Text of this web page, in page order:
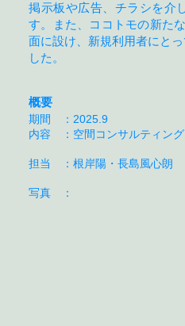
掲示板や広告、チラシを介
す。
また、ココトモの新た
面に設け、新規利用者にと
した。
概要
期間 ：2025.9
内容 ：空間コンサルティング
担当 ：根岸陽・長島風心朗
​写真 ：